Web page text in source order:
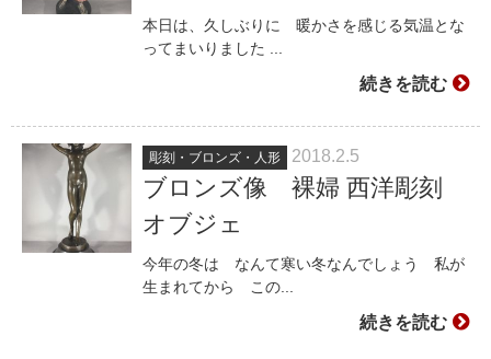
本日は、久しぶりに 暖かさを感じる気温とな
ってまいりました ...
続きを読む
彫刻・ブロンズ・人形 2018.2.5
ブロンズ像 裸婦 西洋彫刻
オブジェ
今年の冬は なんて寒い冬なんでしょう 私が
生まれてから この...
続きを読む